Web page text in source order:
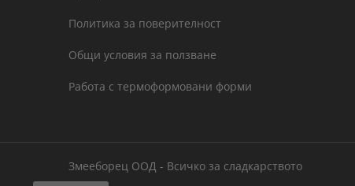
Политика за поверителност
Общи условия за ползване
Работа с термоформовани форми
Змееборец ООД - Всичко за сладкарството